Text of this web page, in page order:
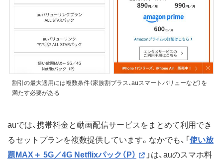
割引の最大適用には複数条件（家族割プラス、auスマートバリューなど）を
満たす必要がある
auでは、携帯料金と動画配信サービスをまとめて利用でき
るセットプランを複数提供しています。なかでも、「 使い放
題MAX＋ 5G／4G Netflixパック（P）
」は、auのスマホ料